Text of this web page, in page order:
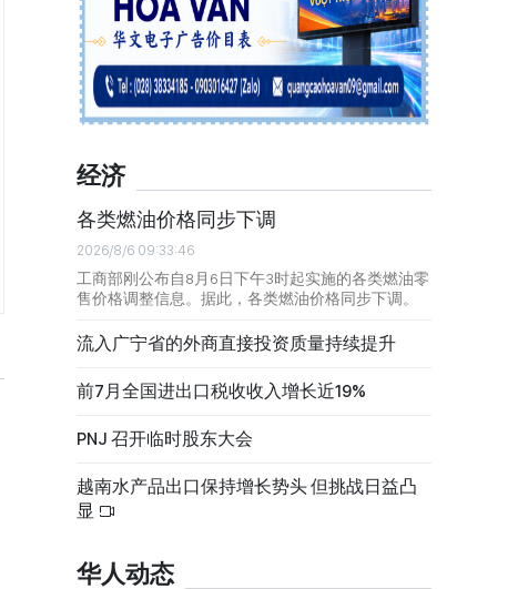
经济
各类燃油价格同步下调
2026/8/6 09:33:46
工商部刚公布自8月6日下午3时起实施的各类燃油零
售价格调整信息。据此，各类燃油价格同步下调。
流入广宁省的外商直接投资质量持续提升
前7月全国进出口税收收入增长近19%
PNJ 召开临时股东大会
越南水产品出口保持增长势头 但挑战日益凸
显
华人动态